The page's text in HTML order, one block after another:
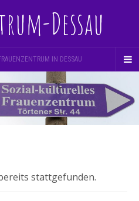
Dessau
IN DESSAU
stattgefunden.